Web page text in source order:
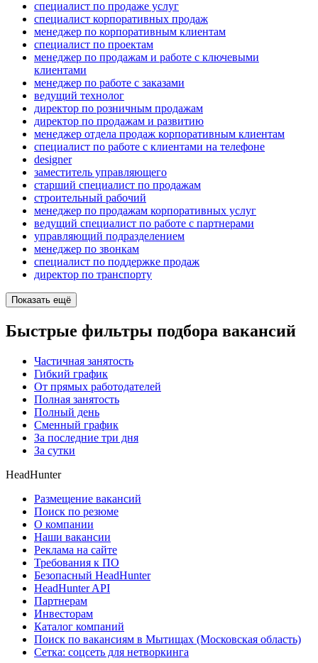
специалист по продаже услуг
специалист корпоративных продаж
менеджер по корпоративным клиентам
специалист по проектам
менеджер по продажам и работе с ключевыми
клиентами
менеджер по работе с заказами
ведущий технолог
директор по розничным продажам
директор по продажам и развитию
менеджер отдела продаж корпоративным клиентам
специалист по работе с клиентами на телефоне
designer
заместитель управляющего
старший специалист по продажам
строительный рабочий
менеджер по продажам корпоративных услуг
ведущий специалист по работе с партнерами
управляющий подразделением
менеджер по звонкам
специалист по поддержке продаж
директор по транспорту
Показать ещё
Быстрые фильтры подбора вакансий
Частичная занятость
Гибкий график
От прямых работодателей
Полная занятость
Полный день
Сменный график
За последние три дня
За сутки
HeadHunter
Размещение вакансий
Поиск по резюме
О компании
Наши вакансии
Реклама на сайте
Требования к ПО
Безопасный HeadHunter
HeadHunter API
Партнерам
Инвесторам
Каталог компаний
Поиск по вакансиям в Мытищах (Московская область)
Сетка: соцсеть для нетворкинга